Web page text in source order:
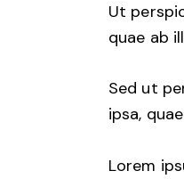
Ut
quae ab
Sed ut
ipsa,
Lorem